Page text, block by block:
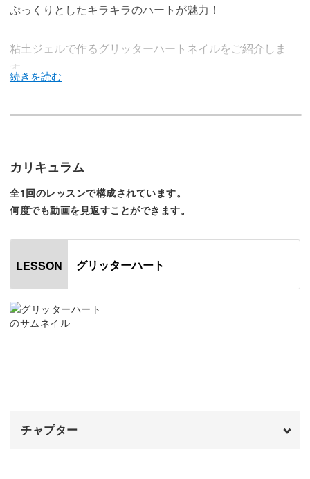
ぷっくりとしたキラキラのハートが魅力！
粘土ジェルで作るグリッターハートネイルをご紹介しま
す。
ラキラとの相乗効果は抜群♪
光の反射で立体感も際立つ、可愛さ満点のアートを作って
今回使うのは自由に形が作れる粘土ジェル。
カリキュラム
全1回のレッスンで構成されています。
何度でも動画を見返すことができます。
LESSON グリッターハート
チャプター